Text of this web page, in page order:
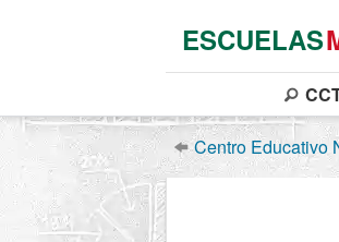
ESCUELAS
Centro Educativo